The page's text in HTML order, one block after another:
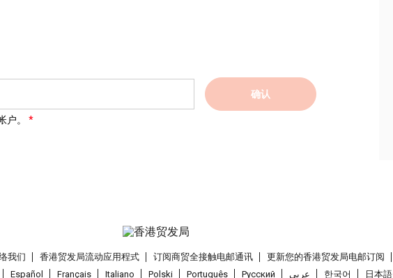
确认
。
我们 香港贸发局流动应用程式 订阅商贸全接触电邮通讯 更新您的香港贸发局电邮订阅
Español
Français Italiano Polski Português Pусский عربى 한국어 日本語